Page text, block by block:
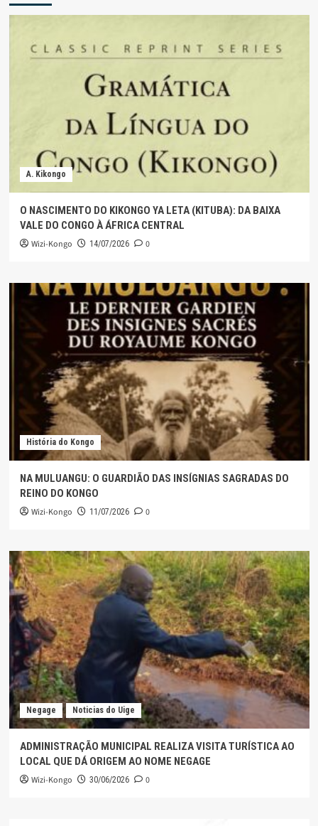
A. Kikongo
O NASCIMENTO DO KIKONGO YA LETA (KITUBA): DA BAIXA
VALE DO CONGO À ÁFRICA CENTRAL
Wizi-Kongo 14/07/2026 0
História do Kongo
NA MULUANGU: O GUARDIÃO DAS INSÍGNIAS SAGRADAS DO
REINO DO KONGO
Wizi-Kongo 11/07/2026 0
Negage Noticias do Uige
ADMINISTRAÇÃO MUNICIPAL REALIZA VISITA TURÍSTICA AO
LOCAL QUE DÁ ORIGEM AO NOME NEGAGE
Wizi-Kongo 30/06/2026 0